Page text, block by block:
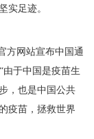
足迹。
网站宣布中国通
由于中国是疫苗生
，也是中国公共
疫苗，拯救世界